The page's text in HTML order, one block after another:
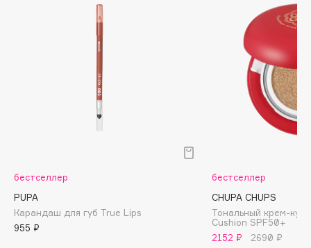
Boadicea The Victorious
Brunello Cucinelli
Bvlgari
by TERRY
BY WISHTREND
бестселлер
PUPA
Карандаш для губ True Lips
955 ₽
бестселлер
CHUPA CHUPS
Тональный крем-
Cushion SPF50+
2152 ₽
2690 ₽